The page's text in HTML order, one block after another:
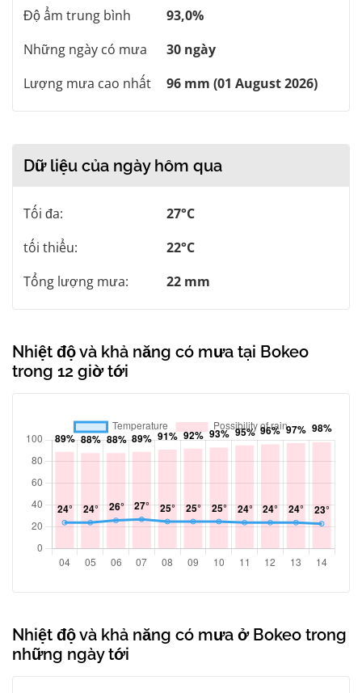
Độ ẩm trung bình
93,0%
Những ngày có mưa
30 ngày
Lượng mưa cao nhất
96 mm (01 August 2026)
Dữ liệu của ngày hôm qua
Tối đa:
27°C
tối thiểu:
22°C
Tổng lượng mưa:
22 mm
Nhiệt độ và khả năng có mưa tại Bokeo
trong 12 giờ tới
Nhiệt độ và khả năng có mưa ở Bokeo trong
những ngày tới